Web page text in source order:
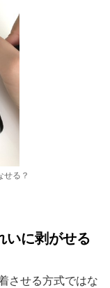
せる？
いに剥がせる
させる方式ではな